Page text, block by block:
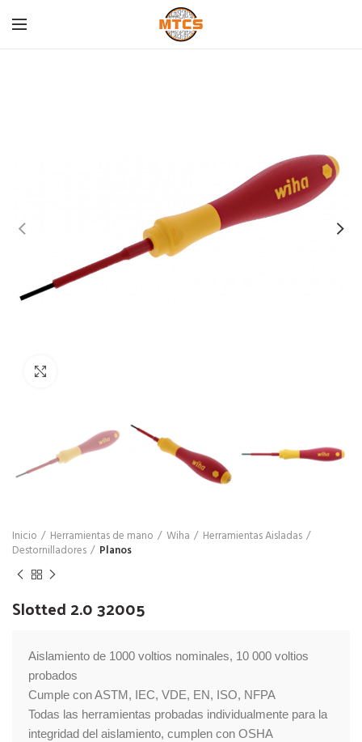
Inicio Herramientas de mano Wiha
Herramientas Aisladas
Destornilladores
Planos
Slotted 2.0 32005
Aislamiento de 1000 voltios nominales, 10 000 voltios
probados
Cumple con ASTM, IEC, VDE, EN, ISO, NFPA
Todas las herramientas probadas individualmente para la
integridad del aislamiento, cumplen con OSHA